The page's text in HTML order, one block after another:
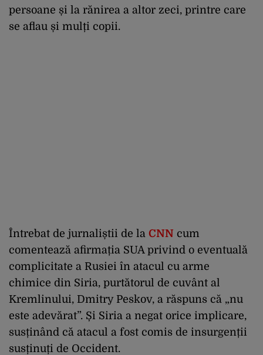
persoane și la rănirea a altor zeci, printre care
se aflau și mulți copii.
Întrebat de jurnaliștii de la CNN cum
comentează afirmația SUA privind o eventuală
complicitate a Rusiei în atacul cu arme
chimice din Siria, purtătorul de cuvânt al
Kremlinului, Dmitry Peskov, a răspuns că „nu
este adevărat”. Și Siria a negat orice implicare,
susținând că atacul a fost comis de insurgenții
susținuți de Occident.